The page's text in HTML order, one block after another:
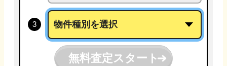
無料査定スタート